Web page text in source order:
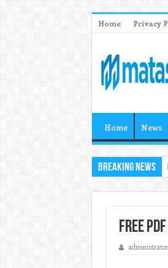
Home Privacy
Home News
Breaking News
Free
administrator